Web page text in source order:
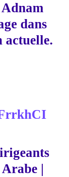
dans
actuelle.
|